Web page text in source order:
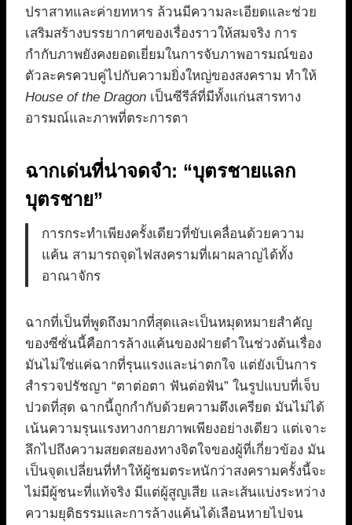
ปราสาทและค่ายทหาร ล้วนมีความละเอียดและช่วย
เสริมสร้างบรรยากาศของเรื่องราวให้สมจริง การ
กำกับภาพยังคงยอดเยี่ยมในการจับภาพอารมณ์ของ
ตัวละครควบคู่ไปกับความยิ่งใหญ่ของสงคราม ทำให้
House of the Dragon เป็นซีรีส์ที่มีทั้งแก่นสารทาง
อารมณ์และภาพที่ตระการตา
ฉากเด่นที่น่าจดจำ: “บุตรชายแลก
บุตรชาย”
การกระทำเพียงครั้งเดียวที่ขับเคลื่อนด้วยความ
แค้น สามารถจุดไฟสงครามที่เผาผลาญได้ทั้ง
อาณาจักร
ฉากที่เป็นที่พูดถึงมากที่สุดและเป็นหมุดหมายสำคัญ
ของซีซั่นนี้คือการล้างแค้นของฝ่ายดำในช่วงต้นเรื่อง
มันไม่ใช่แค่ฉากที่รุนแรงและน่าตกใจ แต่ยังเป็นการ
สำรวจปรัชญา “ตาต่อตา ฟันต่อฟัน” ในรูปแบบที่เจ็บ
ปวดที่สุด ฉากนี้ถูกกำกับด้วยความตึงเครียด มันไม่ได้
เน้นความรุนแรงทางกายภาพเพียงอย่างเดียว แต่เจาะ
ลึกไปถึงความสยดสยองทางจิตใจของผู้ที่เกี่ยวข้อง มัน
เป็นจุดเปลี่ยนที่ทำให้ผู้ชมตระหนักว่าสงครามครั้งนี้จะ
ไม่มีผู้ชนะที่แท้จริง มีแต่ผู้สูญเสีย และเส้นแบ่งระหว่าง
ความยุติธรรมและการล้างแค้นได้เลือนหายไปจน